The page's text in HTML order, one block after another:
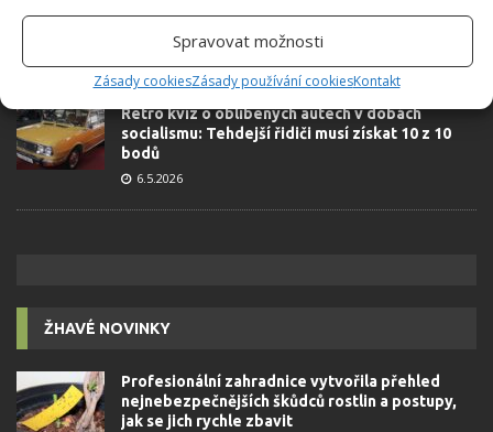
Spravovat možnosti
Zásady cookiesZásady používání cookiesKontakt
23.6.2026
Retro kvíz o oblíbených autech v dobách
socialismu: Tehdejší řidiči musí získat 10 z 10
bodů
6.5.2026
ŽHAVÉ NOVINKY
Profesionální zahradnice vytvořila přehled
nejnebezpečnějších škůdců rostlin a postupy,
jak se jich rychle zbavit